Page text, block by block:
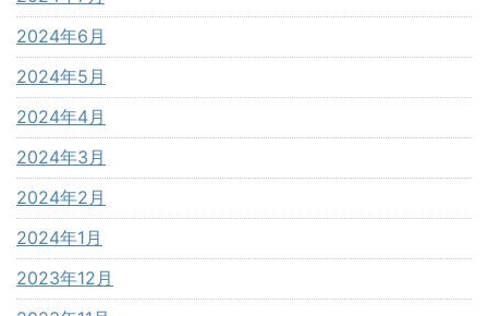
2024年6月
2024年5月
2024年4月
2024年3月
2024年2月
2024年1月
2023年12月